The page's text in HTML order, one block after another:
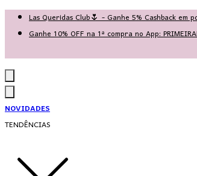
Las Queridas Club🌷 - Ganhe 5% Cashback em
Ganhe 10% OFF na 1ª compra no App:
NOVIDADES
TENDÊNCIAS